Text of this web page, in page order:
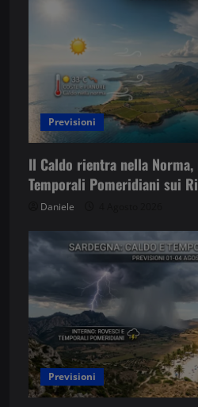
n
e
a
r
t
i
c
o
l
o
Previsioni
Il Caldo rientra nella
Temporali Pomeridiani sui
Daniele
Previsioni